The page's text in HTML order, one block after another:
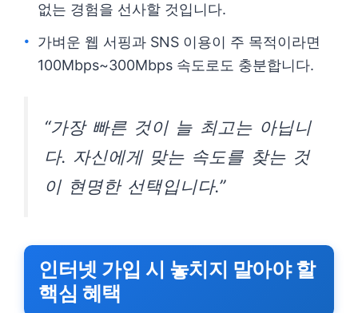
없는 경험을 선사할 것입니다.
가벼운 웹 서핑과 SNS 이용이 주 목적이라면
100Mbps~300Mbps 속도로도 충분합니다.
“가장 빠른 것이 늘 최고는 아닙니
다. 자신에게 맞는 속도를 찾는 것
이 현명한 선택입니다.”
인터넷 가입 시 놓치지 말아야 할
핵심 혜택